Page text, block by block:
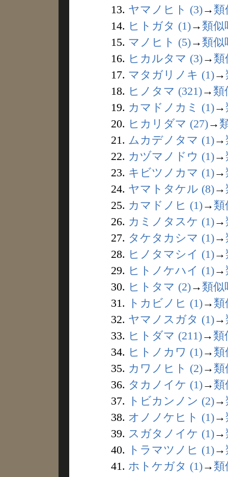
13. ヤマノヒト (3)→ 類
14. ヒトガタ (1)→ 類似
15. マノヒト (5)→ 類似
16. ヒカルタマ (3)→ 類
17. マタガリノキ (1)→
18. ヒノタマ (321)→ 類
19. カマドノカミ (1)→
20. ヒカリダマ (27)→
21. ムカデノタマ (1)→
22. カヅマノドウ (1)→
23. キビツノカマ (1)→
24. ヤマトタケル (8)→
25. カマドノヒ (1)→ 類
26. カミノタスケ (1)→
27. タケタカシマ (1)→
28. ヒノタマシイ (1)→
29. ヒトノケハイ (1)→
30. ヒトタマ (2)→ 類似
31.
トカビノヒ (1)→ 類
32. ヤマノスガタ (1)→
33. ヒトダマ (211)→ 類
34. ヒトノカワ (1)→ 類
35. カワノヒト (2)→ 類
36. タカノイケ (1)→ 類
37.
トビカンノン (2)→
38. オノノケヒト (1)→
39. スガタノイケ (1)→
40.
トラマツノヒ (1)→
41. ホトケガタ (1)→ 類